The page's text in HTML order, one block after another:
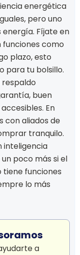
energética
pero uno
Fíjate en
funciones como
plazo, esto
para tu bolsillo.
respaldo
buen
En
con aliados de
tranquilo.
inteligencia
poco más si el
funciones
lo más
a